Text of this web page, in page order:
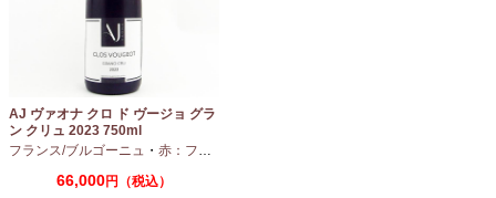
AJ ヴァオナ クロ ド ヴージョ グラ
ン クリュ 2023 750ml
フランス/ブルゴーニュ ・ 赤：フルボディ
66,000円（税込）